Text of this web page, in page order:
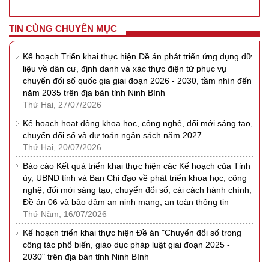
TIN CÙNG CHUYÊN MỤC
Kế hoạch Triển khai thực hiện Đề án phát triển ứng dụng dữ
liệu về dân cư, định danh và xác thực điện tử phục vụ
chuyển đổi số quốc gia giai đoạn 2026 - 2030, tầm nhìn đến
năm 2035 trên địa bàn tỉnh Ninh Bình
Thứ Hai, 27/07/2026
Kế hoạch hoạt động khoa học, công nghệ, đổi mới sáng tạo,
chuyển đổi số và dự toán ngân sách năm 2027
Thứ Hai, 20/07/2026
Báo cáo Kết quả triển khai thực hiện các Kế hoạch của Tỉnh
ủy, UBND tỉnh và Ban Chỉ đạo về phát triển khoa học, công
nghệ, đổi mới sáng tạo, chuyển đổi số, cải cách hành chính,
Đề án 06 và bảo đảm an ninh mạng, an toàn thông tin
Thứ Năm, 16/07/2026
Kế hoạch triển khai thực hiện Đề án "Chuyển đổi số trong
công tác phổ biến, giáo dục pháp luật giai đoạn 2025 -
2030" trên địa bàn tỉnh Ninh Bình